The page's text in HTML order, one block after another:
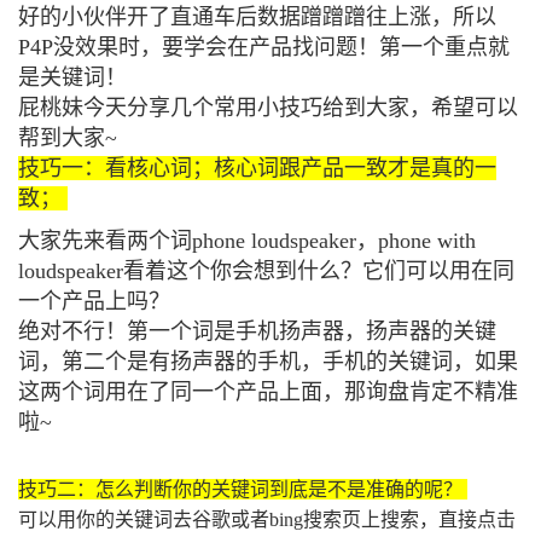
好的小伙伴开了直通车后数据蹭蹭蹭往上涨，所以
P4P没效果时，要学会在产品找问题！第一个重点就
是关键词！
屁桃妹今天分享几个常用小技巧给到大家，希望可以
帮到大家~
技巧一：看核心词；核心词跟产品一致才是真的一
致；
大家先来看两个词phone loudspeaker，phone with
loudspeaker看着这个你会想到什么？它们可以用在同
一个产品上吗？
绝对不行！第一个词是手机扬声器，扬声器的关键
词，第二个是有扬声器的手机，手机的关键词，如果
这两个词用在了同一个产品上面，那询盘肯定不精准
啦~
技巧二：怎么判断你的关键词到底是不是准确的呢？
可以用你的关键词去谷歌或者bing搜索页上搜索，直接点击